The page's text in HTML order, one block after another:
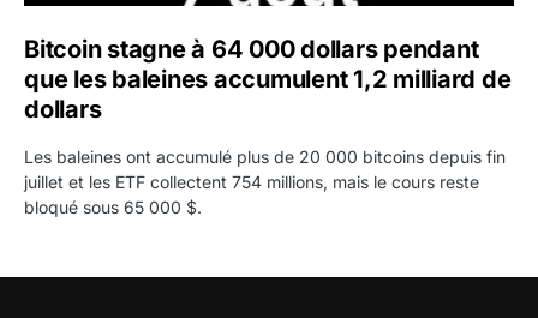
Bitcoin stagne à 64 000 dollars pendant
que les baleines accumulent 1,2 milliard de
dollars
Les baleines ont accumulé plus de 20 000 bitcoins depuis fin
juillet et les ETF collectent 754 millions, mais le cours reste
bloqué sous 65 000 $.